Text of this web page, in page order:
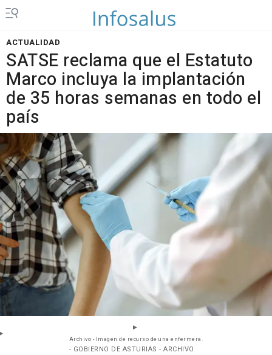
ACTUALIDAD
SATSE reclama que el Estatuto
Marco incluya la implantación
de 35 horas semanas en todo el
país
Archivo - Imagen de recurso de una enfermera.
- GOBIERNO DE ASTURIAS - ARCHIVO